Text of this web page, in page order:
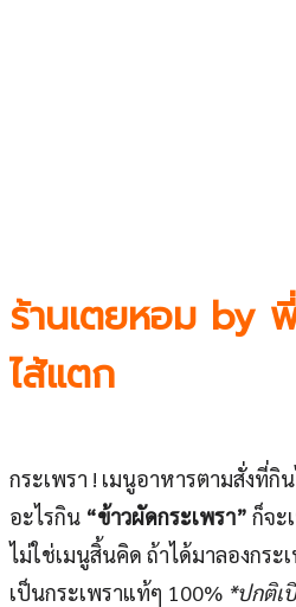
ร้านเตยหอม by
ไส้แตก
กระเพรา ! เมนูอาหารตามสั่งที่กิ
อะไรกิน “ข้าวผัดกระเพรา” ก็จะ
ไม่ใช่เมนูสิ้นคิด ถ้าได้มาลองกระ
เป็นกระเพราแท้ๆ 100% *ปกติเ